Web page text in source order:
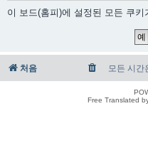
이 보드(홈피)에 설정된 모든 쿠
처음 모든 시
Free Translated